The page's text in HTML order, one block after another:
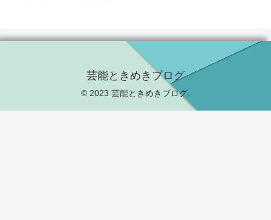
芸能ときめきブログ
© 2023 芸能ときめきブログ.